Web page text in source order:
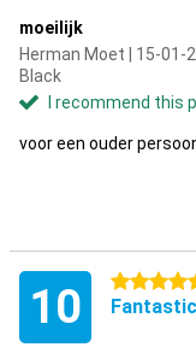
moeilijk
Herman Moet | 15-
Black
I recommend this
voor een ouder
10 5 stars
Fantastic